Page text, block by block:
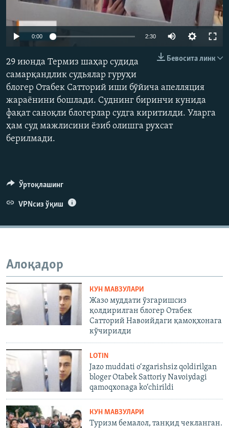
240p 360p
720p
0:00 2:30
480p
720p
Бевосита линк
29 июнда Термиз шаҳар судида
самарқандлик судьялар гуруҳи
блогер Отабек Сатторий иши бўйича апелляция
жараёнини бошлади. Суднинг биринчи кунида
фақат саноқли блогерлар судга киритилди. Уларга
ҳам суд мажлисини ёзиб олишга рухсат
берилмади.
Ўртоқлашинг
VPNсиз ўқиш
Алоқадор
КУН МАВЗУЛАРИ
Жазо муддати ўзгаришсиз
қолдирилган блогер Отабек
Сатторий Навоийдаги қамоқхонага
кўчирилди
LOTIN
Jazo muddati o‘zgarishsiz qoldirilgan
bloger Otabek Sattoriy Navoiydagi
qamoqxonaga ko‘chirildi
КУН МАВЗУЛАРИ
Туризм бемалол, танқид чекланган.